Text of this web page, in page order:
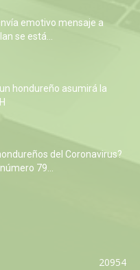
emotivo mensaje a
se está...
hondureño asumirá la
del Coronavirus?
79...
20954